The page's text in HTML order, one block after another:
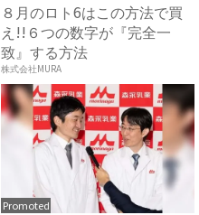
８月のロト6はこの方法で買
え!!６つの数字が『完全一
致』する方法
株式会社MURA
Promoted